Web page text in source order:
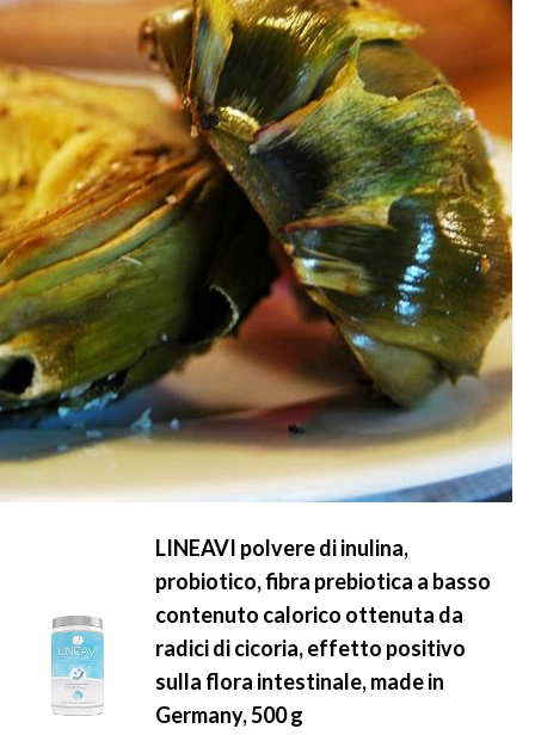
LINEAVI polvere di inulina,
probiotico, fibra prebiotica a basso
contenuto calorico ottenuta da
radici di cicoria, effetto positivo
sulla flora intestinale, made in
Germany, 500 g